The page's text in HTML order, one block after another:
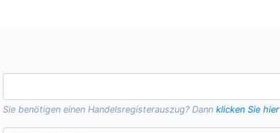
Sie benötigen einenHandelsregisterauszug? Dannklicken Sie hier